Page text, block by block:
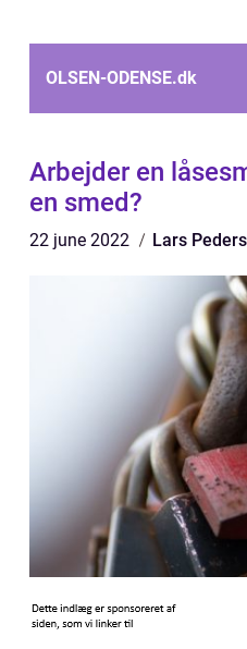
OLSEN-ODENSE.dk
Arbejder en
en smed?
22 june 2022 Lars